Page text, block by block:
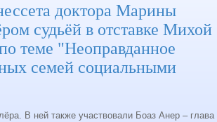
доктора Марины
судьёй в отставке Михой
теме "Неоправданное
семей социальными
В ней также участвовали Боаз Анер – глава